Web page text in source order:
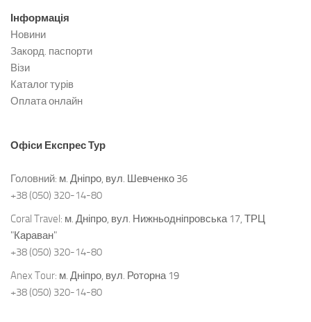
Інформація
Новини
Закорд. паспорти
Візи
Каталог турів
Оплата онлайн
Офіси Експрес Тур
Головний: м. Дніпро, вул. Шевченко 36
+38 (050) 320-14-80
Coral Travel: м. Дніпро, вул. Нижньодніпровська 17, ТРЦ
"Караван"
+38 (050) 320-14-80
Anex Tour: м. Дніпро, вул. Роторна 19
+38 (050) 320-14-80